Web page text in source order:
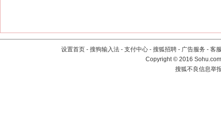
设置首页 - 搜狗输入法 - 支付中心 - 搜狐招聘 - 广告服务 - 客
Copyright©2016
搜狐不良信息举